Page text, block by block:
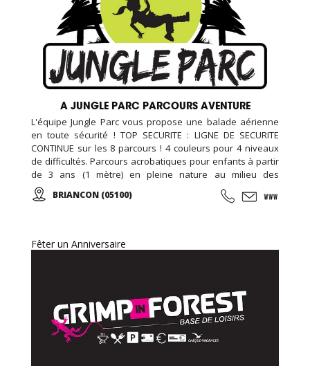
A JUNGLE PARC PARCOURS AVENTURE
L'équipe Jungle Parc vous propose une balade aérienne
en toute sécurité ! TOP SECURITE : LIGNE DE SECURITE
CONTINUE sur les 8 parcours ! 4 couleurs pour 4 niveaux
de difficultés. Parcours acrobatiques pour enfants à partir
de 3 ans (1 mètre) en pleine nature au milieu des
marronniers ... BABY ZONE pour les 2 - 3 ANS maxi
BRIANCON (05100)
Fêter un Anniversaire